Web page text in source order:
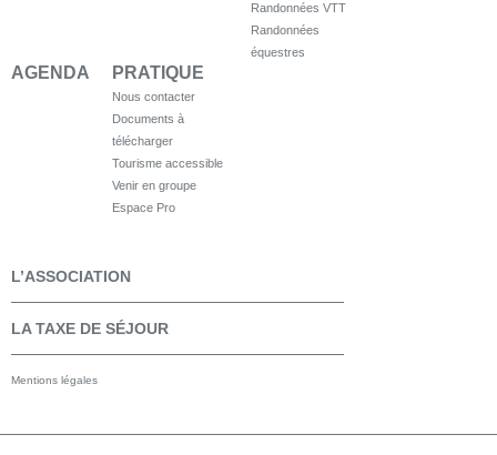
Randonnées VTT
Randonnées
équestres
AGENDA PRATIQUE
Nous contacter
Documents à
télécharger
Tourisme accessible
Venir en groupe
Espace Pro
L’ASSOCIATION
LA TAXE DE SÉJOUR
Mentions légales